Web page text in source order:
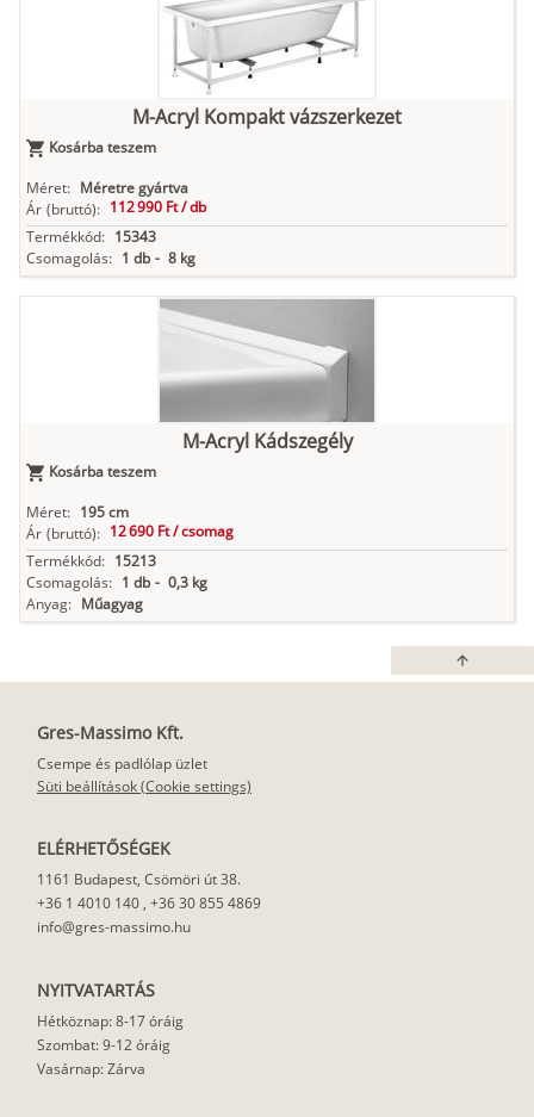
M-Acryl Kompakt vázszerkezet
Kosárba teszem
Méret: Méretre gyártva
Ár (bruttó): 112 990 Ft /db
Termékkód: 15343
Csomagolás: 1 db - 8 kg
M-Acryl Kádszegély
Kosárba teszem
Méret: 195 cm
Ár (bruttó): 12 690 Ft /csomag
Termékkód: 15213
Csomagolás: 1 db - 0,3 kg
Anyag: Műagyag
arrow_upward
Gres-Massimo Kft.
Csempe és padlólap üzlet
Süti beállítások (Cookie settings)
ELÉRHETŐSÉGEK
1161 Budapest, Csömöri út 38.
+36 1 4010 140 , +36 30 855 4869
info@gres-massimo.hu
NYITVATARTÁS
Hétköznap: 8-17 óráig
Szombat: 9-12 óráig
Vasárnap: Zárva